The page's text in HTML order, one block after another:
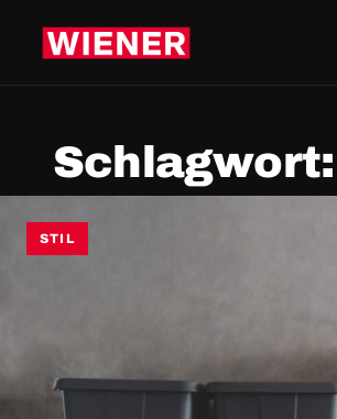
Schlagwort:
STIL